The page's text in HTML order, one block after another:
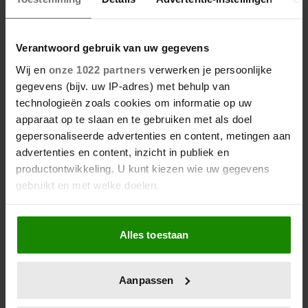
Verantwoord gebruik van uw gegevens
Wij en onze 1022 partners verwerken je persoonlijke
gegevens (bijv. uw IP-adres) met behulp van
technologieën zoals cookies om informatie op uw
apparaat op te slaan en te gebruiken met als doel
gepersonaliseerde advertenties en content, metingen aan
advertenties en content, inzicht in publiek en
productontwikkeling. U kunt kiezen wie uw gegevens
gebruikt en met welke doelen.
Als u het toestaat, willen we ook graag:
Informatie verzamelen over uw geografische
locatie, die tot een paar meter nauwkeurig kan zijn
scannen op specifieke eigenschappen (fingerprinting)
Alles toestaan
Aanpassen
Buikpijn: dit zijn de meest
voorkomende oorzaken
Krijg jij snel buikpijn ? Wij hebben de meest
voorkomende oorzaken van buikpijn na het eten voor je
op een rijtje gezet én geven je tips hoe je de pijn kunt